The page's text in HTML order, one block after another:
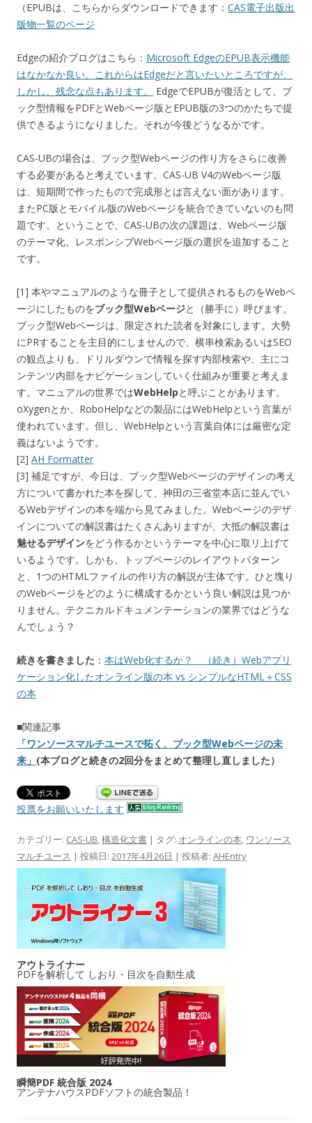
（EPUBは、こちらからダウンロードできます： CAS電子出版出
版物一覧のページ
Edgeの紹介ブログはこちら： Microsoft EdgeのEPUB表示機能
はなかなか良い。これからはEdgeだと言いたいところですが、
しかし、残念な点もあります。
EdgeでEPUBが復活として、ブ
ック型情報をPDFとWebページ版とEPUB版の3つのかたちで提
供できるようになりました。それが今後どうなるかです。
CAS-UBの場合は、ブック型Webページの作り方をさらに改善
する必要があると考えています。CAS-UB V4のWebページ版
は、短期間で作ったもので完成形とは言えない面があります。
またPC版とモバイル版のWebページを統合できていないのも問
題です。ということで、CAS-UBの次の課題は、Webページ版
のテーマ化、レスポンシブWebページ版の選択を追加すること
です。
[1] 本やマニュアルのような冊子として提供されるものをWebペ
ージにしたものをブック型Webページと（勝手に）呼びます。
ブック型Webページは、限定された読者を対象にします。大勢
にPRすることを主目的にしませんので、横串検索あるいはSEO
の観点よりも、ドリルダウンで情報を探す内部検索や、主にコ
ンテンツ内部をナビゲーションしていく仕組みが重要と考えま
す。マニュアルの世界ではWebHelpと呼ぶことがあります。
oXygenとか、RoboHelpなどの製品にはWebHelpという言葉が
使われています。但し、WebHelpという言葉自体には厳密な定
義はないようです。
[2] AH Formatter
[3] 補足ですが、今日は、ブック型Webページのデザインの考え
方について書かれた本を探して、神田の三省堂本店に並んでい
るWebデザインの本を端から見てみました。Webページのデザ
インについての解説書はたくさんありますが、大抵の解説書は
魅せるデザインをどう作るかというテーマを中心に取リ上げて
いるようです。しかも、トップページのレイアウトパターン
と、1つのHTMLファイルの作り方の解説が主体です。ひと塊り
のWebページをどのように構成するかという良い解説は見つか
りません。テクニカルドキュメンテーションの業界ではどうな
んでしょう？
続きを書きました ： 本はWeb化するか？ （続き）Webアプリ
ケーション化したオンライン版の本 vs シンプルなHTML＋CSS
の本
■関連記事
「ワンソースマルチユースで拓く、ブック型Webページの未
来」 (本ブログと続きの2回分をまとめて整理し直しました）
投票をお願いいたします
カテゴリー: CAS-UB,構造化文書 | タグ: オンラインの本, ワンソース
マルチユース | 投稿日: 2017年4月26日 | 投稿者: AHEntry
アウトライナー
PDFを解析して しおり・目次を自動生成
瞬簡PDF 統合版 2024
アンテナハウスPDFソフトの統合製品！